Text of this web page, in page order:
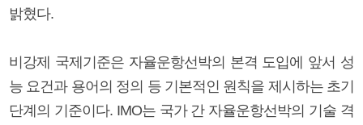
밝혔다.
비강제 국제기준은 자율운항선박의 본격 도입에 앞서 성
능 요건과 용어의 정의 등 기본적인 원칙을 제시하는 초기
단계의 기준이다. IMO는 국가 간 자율운항선박의 기술 격